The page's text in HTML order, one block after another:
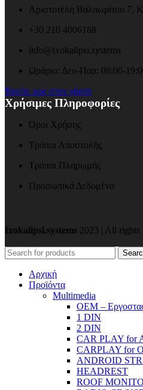
Αριστοτέλη Βαλαωρίτου 7,
+30 210 4006188
info@ixokalipsi.systems
Ωράριο: Δευ-Παρ: 08:00-
Βρείτε μας στον χάρτη
Χρήσιμες Πληροφορίες
Όροι Χρήσης
Τρόποι Αποστολής
Τρόποι Πληρωμής
Προσωπικά Δεδομένα
Ixokalipsi.systems 2023 | All rights
Αρχική
Προϊόντα
Μultimedia
OEM –
1 DIN
2 DIN
CAR PLAY for
CARPLAY for
ANDROID
HEADREST
ROOF